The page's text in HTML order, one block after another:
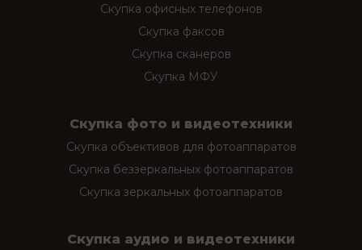
Скупка офисных телефонов
Скупка факсов
Скупка сканеров
Скупка МФУ
Скупка фото и видеотехники
Скупка объективов для фотоаппаратов
Скупка беззеркальных фотоаппаратов
Скупка зеркальных фотоаппаратов
Скупка аудио и видеотехники